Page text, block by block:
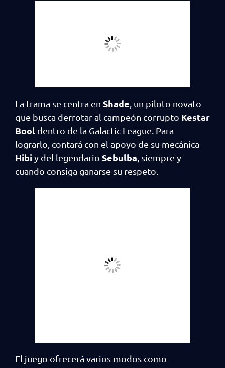
La trama se centra en Shade , un piloto novato
que busca derrotar al campeón corrupto Kestar
Bool dentro de la Galactic League. Para
lograrlo, contará con el apoyo de su mecánica
Hibiy del legendario Sebulba , siempre y
cuando consiga ganarse su respeto.
El juego ofrecerá varios modos como